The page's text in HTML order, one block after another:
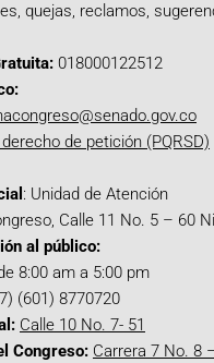
quejas, reclamos,
018000122512
de petición (PQRSD)
: Unidad de Atención
Calle 11 No. 5 – 60
al público:
8:00 am a 5:00 pm
(601) 8770720
Calle 10 No. 7- 51
Congreso: Carrera 7 No. 8